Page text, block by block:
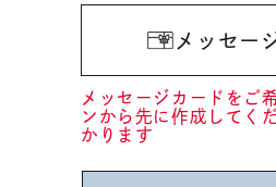
メッセー
メッセージカードをご
ンから先に作成してく
かります